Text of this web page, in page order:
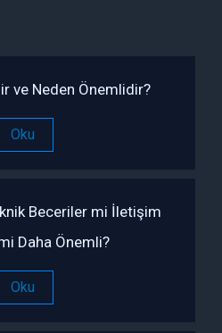
ve Neden Önemlidir?
Oku
Beceriler mi İletişim
Daha Önemli?
Oku